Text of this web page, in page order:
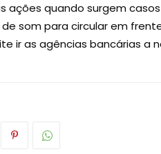
ações quando surgem
som para circular em
ir as agências bancárias a